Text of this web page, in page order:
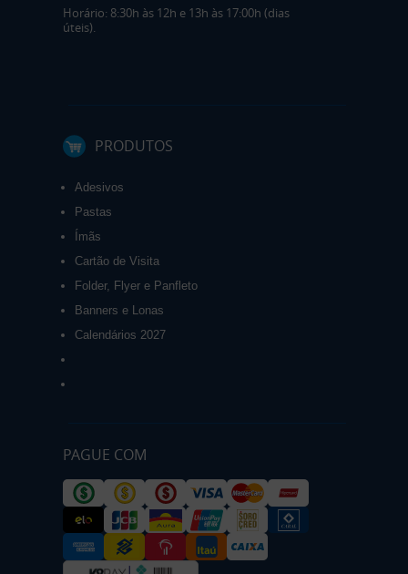
Horário: 8:30h às 12h e 13h às 17:00h (dias
úteis).
PRODUTOS
Adesivos
Pastas
Ímãs
Cartão de Visita
Folder, Flyer e Panfleto
Banners e Lonas
Calendários 2027
PAGUE COM